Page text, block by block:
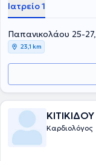
Ιατρείο 1
Παπανικολάου 25-
23,1 km
Καρδιολόγος